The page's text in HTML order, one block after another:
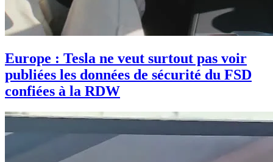
Europe : Tesla ne veut surtout pas voir
publiées les données de sécurité du FSD
confiées à la RDW